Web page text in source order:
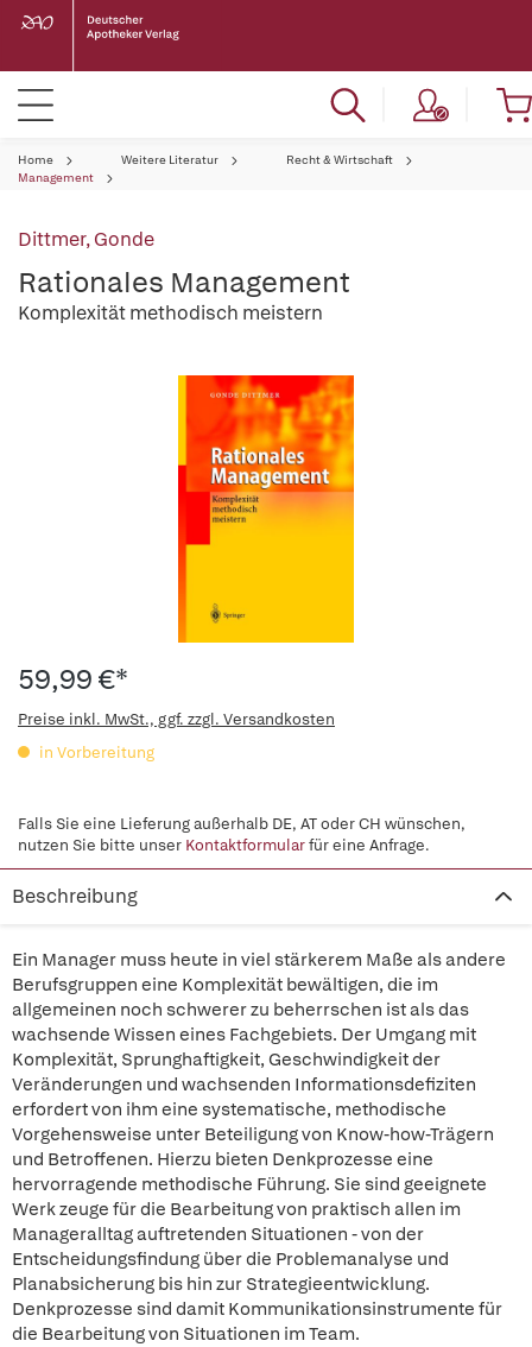
Home Weitere Literatur
Recht & Wirtschaft
Management
Dittmer, Gonde
Rationales Management
Komplexität methodisch meistern
59,99 €*
Preise inkl. MwSt., ggf. zzgl. Versandkosten
in Vorbereitung
Falls Sie eine Lieferung außerhalb DE, AT oder CH wünschen,
nutzen Sie bitte unser Kontaktformularfür eine Anfrage.
Beschreibung
Ein Manager muss heute in viel stärkerem Maße als andere
Berufsgruppen eine Komplexität bewältigen, die im
allgemeinen noch schwerer zu beherrschen ist als das
wachsende Wissen eines Fachgebiets. Der Umgang mit
Komplexität, Sprunghaftigkeit, Geschwindigkeit der
Veränderungen und wachsenden Informationsdefiziten
erfordert von ihm eine systematische, methodische
Vorgehensweise unter Beteiligung von Know-how-Trägern
und Betroffenen. Hierzu bieten Denkprozesse eine
hervorragende methodische Führung. Sie sind geeignete
Werk zeuge für die Bearbeitung von praktisch allen im
Manageralltag auftretenden Situationen - von der
Entscheidungsfindung über die Problemanalyse und
Planabsicherung bis hin zur Strategieentwicklung.
Denkprozesse sind damit Kommunikationsinstrumente für
die Bearbeitung von Situationen im Team.